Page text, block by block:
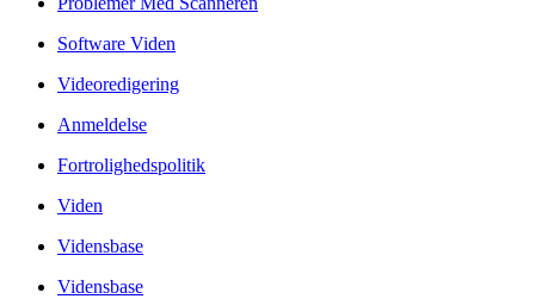
Software Viden
Videoredigering
Anmeldelse
Fortrolighedspolitik
Viden
Vidensbase
Vidensbase